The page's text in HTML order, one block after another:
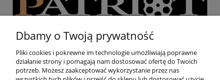
Pomoc
Dbamy o Twoją prywatność
Pliki cookies i pokrewne im technologie umożliwiają poprawne
działanie strony i pomagają nam dostosować ofertę do Twoich
potrzeb. Możesz zaakceptować wykorzystanie przez nas